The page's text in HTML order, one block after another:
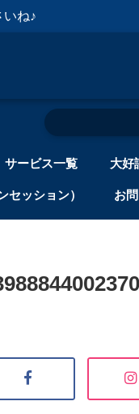
いね♪
サービス一覧 大好
セッション） お